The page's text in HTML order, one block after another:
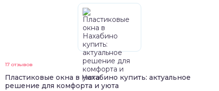
17 отзывов
Пластиковые окна в Нахабино купить: актуальное
решение для комфорта и уюта